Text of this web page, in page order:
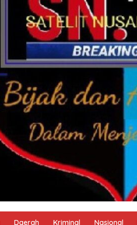
Daerah Kriminal Nasional